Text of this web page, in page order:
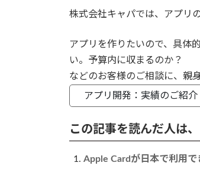
株式会社キャパでは、アプリ
アプリを作りたいので、具体
い。予算内に収まるのか？
などのお客様のご相談に、親
アプリ開発：実績のご紹介
この記事を読んだ人は
Apple Cardが日本で利用